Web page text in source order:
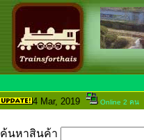
4 Mar, 2019 Online 2 คน
ค้นหาสินค้า